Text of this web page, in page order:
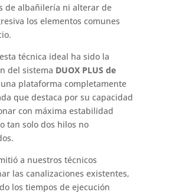
de albañilería ni alterar de
los elementos comunes
técnica ideal ha sido la
del sistema DUOX PLUS de
plataforma completamente
que destaca por su capacidad
con máxima estabilidad
tan solo dos hilos no
a nuestros técnicos
las canalizaciones existentes,
los tiempos de ejecución